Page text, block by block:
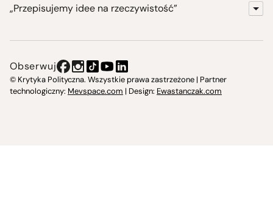
„Przepisujemy idee na rzeczywistość”
Instytut Krytyki Politycznej
Obserwuj
© Krytyka Polityczna. Wszystkie prawa zastrzeżone | Partner
technologiczny: Mevspace.com | Design: Ewastanczak.com